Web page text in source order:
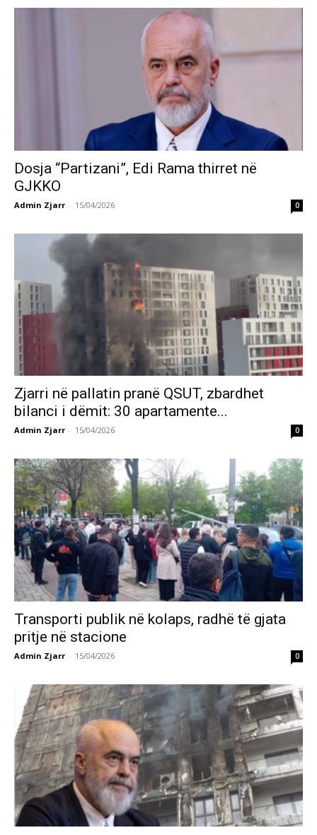
Dosja “Partizani”, Edi Rama thirret në
GJKKO
Admin Zjarr - 15/04/2026 0
Zjarri në pallatin pranë QSUT, zbardhet
bilanci i dëmit: 30 apartamente...
Admin Zjarr - 15/04/2026 0
Transporti publik në kolaps, radhë të gjata
pritje në stacione
Admin Zjarr - 15/04/2026 0